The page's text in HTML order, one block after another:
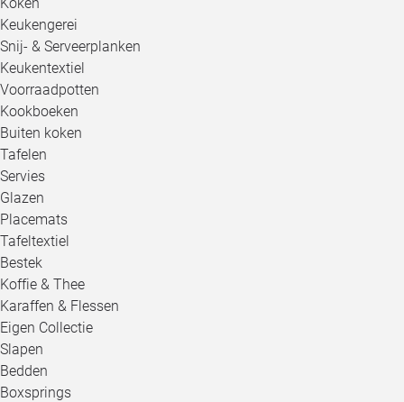
Keukengerei
Snij- & Serveerplanken
Keukentextiel
Voorraadpotten
Kookboeken
Buiten koken
Tafelen
Servies
Glazen
Placemats
Tafeltextiel
Bestek
Koffie & Thee
Karaffen & Flessen
Eigen Collectie
Slapen
Bedden
Boxsprings